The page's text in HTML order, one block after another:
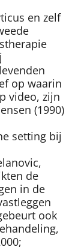
en zelf
op waarin
video, zijn
(1990)
setting bij
de
in de
ook